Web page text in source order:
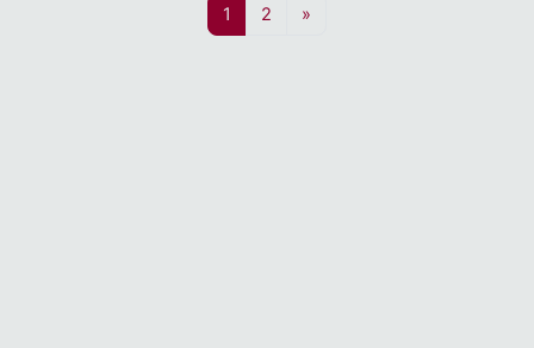
1 Страница 1
2 Страница 2
»